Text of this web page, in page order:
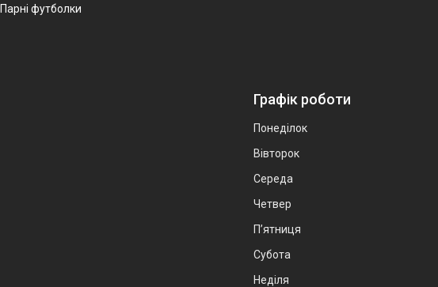
Парні футболки
Графік роботи
Понеділок
Вівторок
Середа
Четвер
Пʼятниця
Субота
Неділя